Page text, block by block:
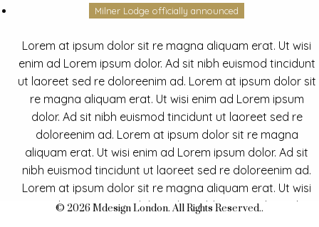
Milner Lodge officially announced
Lorem at ipsum dolor sit re magna aliquam erat. Ut wisi
enim ad Lorem ipsum dolor. Ad sit nibh euismod tincidunt
ut laoreet sed re doloreenim ad. Lorem at ipsum dolor sit
re magna aliquam erat. Ut wisi enim ad Lorem ipsum
dolor. Ad sit nibh euismod tincidunt ut laoreet sed re
doloreenim ad. Lorem at ipsum dolor sit re magna
aliquam erat. Ut wisi enim ad Lorem ipsum dolor. Ad sit
nibh euismod tincidunt ut laoreet sed re doloreenim ad.
Lorem at ipsum dolor sit re magna aliquam erat. Ut wisi
enim ad Lorem ipsum dolor. Ad sit nibh euismod tincidunt
© 2026 Mdesign London. All Rights Reserved..